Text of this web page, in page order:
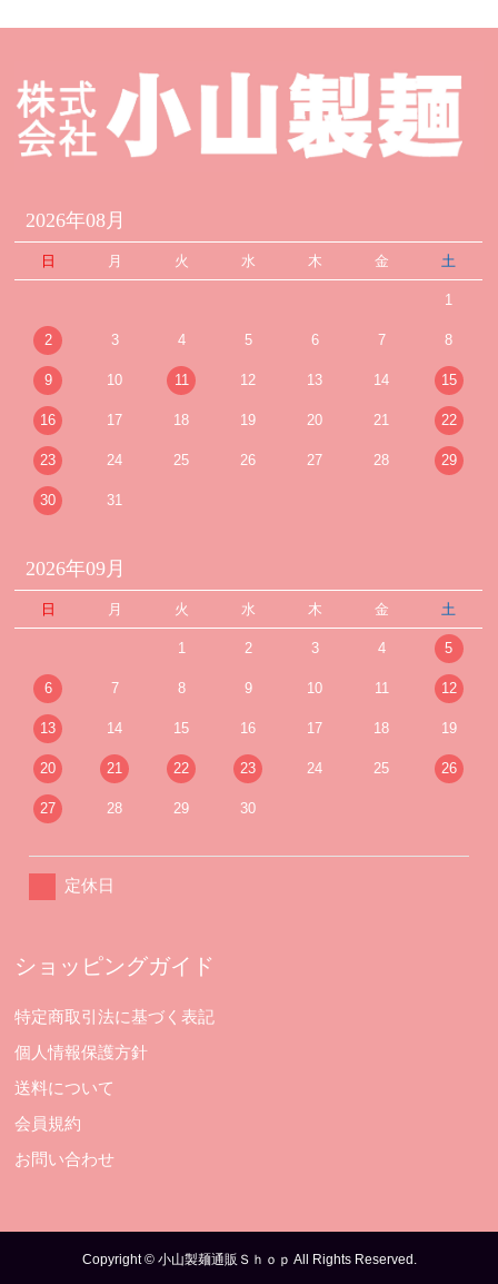
2026年08月
日 月 火 水 木 金 土
1
2 3 4 5 6 7 8
9 10 11 12 13 14 15
16 17 18 19 20 21 22
23 24 25 26 27 28 29
30 31
2026年09月
日 月 火 水 木 金 土
1 2 3 4 5
6 7 8 9 10 11 12
13 14 15 16 17 18 19
20 21 22 23 24 25 26
27 28 29 30
定休日
ショッピングガイド
特定商取引法に基づく表記
個人情報保護方針
送料について
会員規約
お問い合わせ
Copyright © 小山製麺通販Ｓｈｏｐ All Rights Reserved.